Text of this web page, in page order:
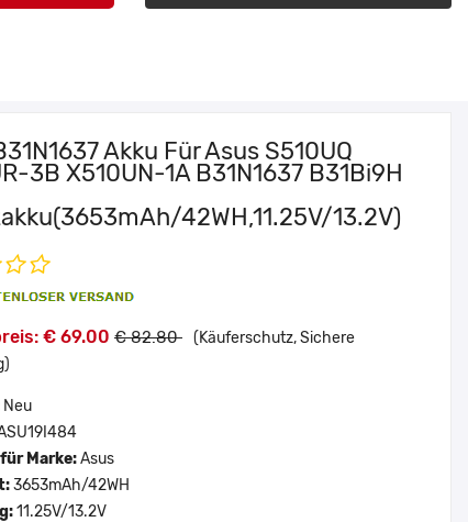
Akku Für Asus S510UQ
3B X510UN-1A B31N1637 B31Bi9H
42WH,11.25V/13.2V)
€ 69.00 € 82.80 (Käuferschutz, Sichere
Neu
Marke:Asus
3653mAh/42WH
11.25V/13.2V